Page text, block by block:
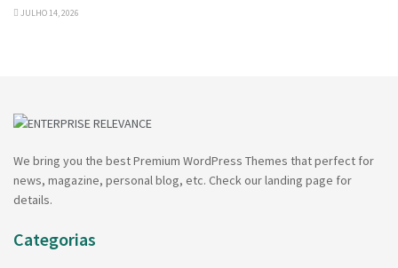
JULHO 14, 2026
We bring you the best Premium WordPress Themes that perfect for
news, magazine, personal blog, etc. Check our landing page for
details.
Categorias